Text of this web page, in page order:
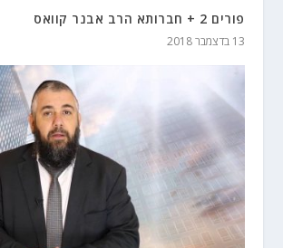
פורים 2 + חברותא הרב אבנר קוואס
13 בדצמבר 2018